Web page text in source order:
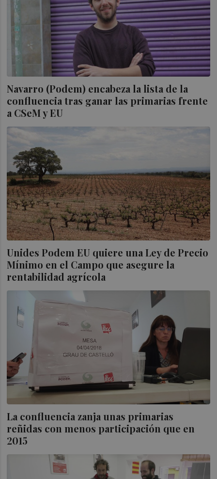
Navarro (Podem) encabeza la lista de la
confluencia tras ganar las primarias frente
a CSeM y EU
Unides Podem EU quiere una Ley de Precio
Mínimo en el Campo que asegure la
rentabilidad agrícola
La confluencia zanja unas primarias
reñidas con menos participación que en
2015